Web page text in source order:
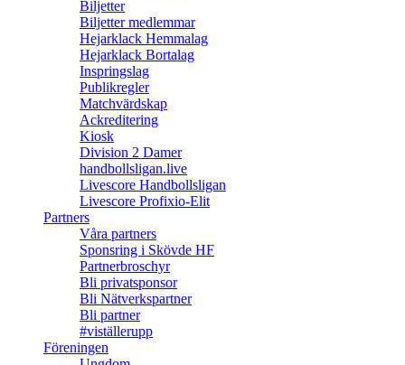
Biljetter
Biljetter medlemmar
Hejarklack Hemmalag
Hejarklack Bortalag
Inspringslag
Publikregler
Matchvärdskap
Ackreditering
Kiosk
Division 2 Damer
handbollsligan.live
Livescore Handbollsligan
Livescore Profixio-Elit
Partners
Våra partners
Sponsring i Skövde HF
Partnerbroschyr
Bli privatsponsor
Bli Nätverkspartner
Bli partner
#viställerupp
Föreningen